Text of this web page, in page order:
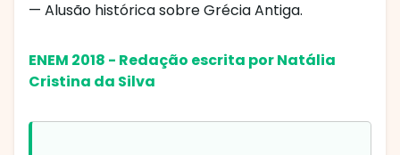
— Alusão histórica sobre Grécia Antiga.
ENEM 2018 - Redação escrita por Natália
Cristina da Silva